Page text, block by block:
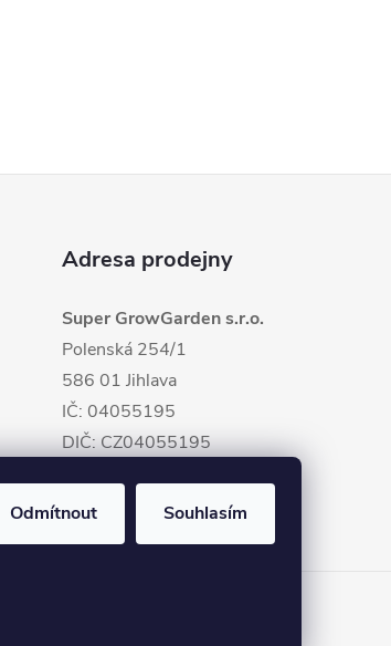
Odmítnout Souhlasím
Adresa prodejny
Super GrowGarden s.r.o.
Polenská 254/1
586 01 Jihlava
IČ: 04055195
DIČ: CZ04055195